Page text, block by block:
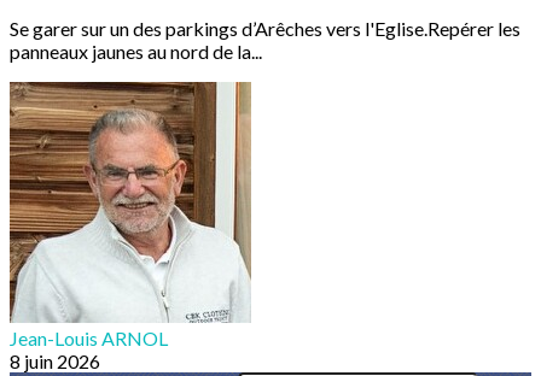
Se garer sur un des parkings d’Arêches vers l'Eglise.Repérer les
panneaux jaunes au nord de la...
Jean-Louis ARNOL
8 juin 2026